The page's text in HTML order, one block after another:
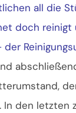
all die
doch reinigt
den letzten